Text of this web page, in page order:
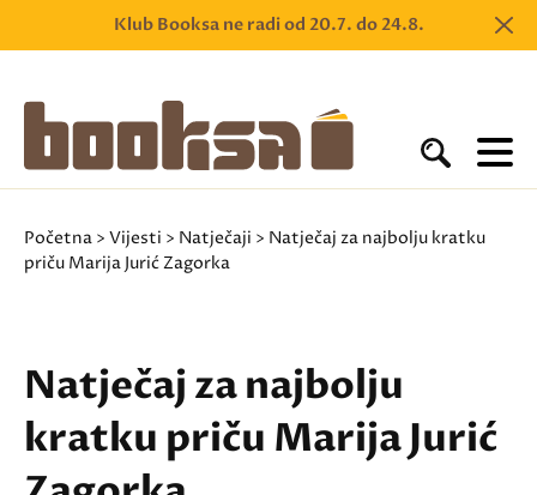
Klub Booksa ne radi od 20.7. do 24.8.
Početna > Vijesti > Natječaji > Natječaj za najbolju kratku
priču Marija Jurić Zagorka
Natječaj za najbolju
kratku priču Marija Jurić